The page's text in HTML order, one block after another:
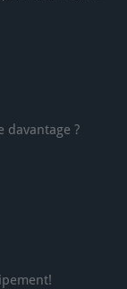
davantage ?